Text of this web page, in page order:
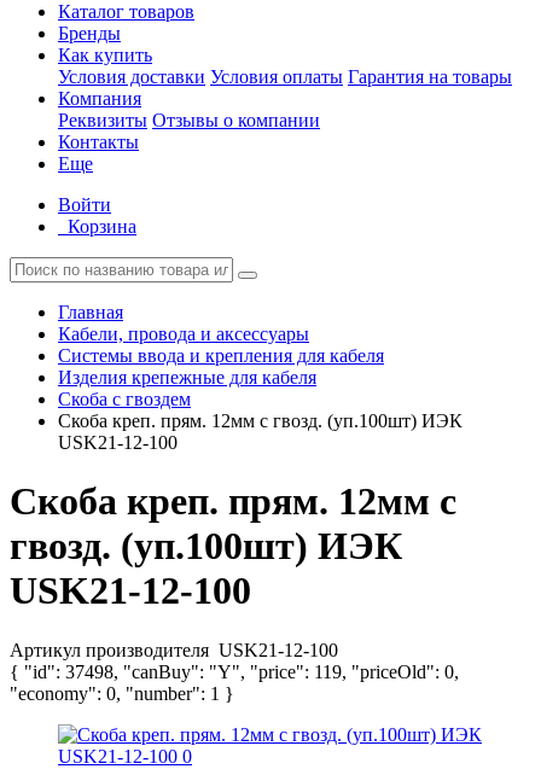
Каталог товаров
Бренды
Как купить
Условия доставки Условия оплаты Гарантия на товары
Компания
Реквизиты Отзывы о компании
Контакты
Еще
Войти
Корзина
Главная
Кабели, провода и аксессуары
Системы ввода и крепления для кабеля
Изделия крепежные для кабеля
Скоба с гвоздем
Скоба креп. прям. 12мм с гвозд. (уп.100шт) ИЭК
USK21-12-100
Скоба креп. прям. 12мм с
гвозд. (уп.100шт) ИЭК
USK21-12-100
Артикул производителя USK21-12-100
{ "id": 37498, "canBuy": "Y", "price": 119, "priceOld": 0,
"economy": 0, "number": 1 }